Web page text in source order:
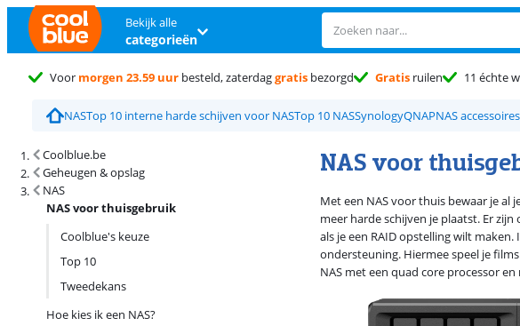
Bekijk alle
categorieën
Voor morgen 23.59 uur besteld, zaterdaggratis bezorgd Gratis ruilen 11 échte
NASTop 10 interne harde schijven voor NASTop 10 NASSynologyQNAPNAS accessoires
Coolblue.be
Geheugen & opslag
NAS
NAS voor thuisgebruik
Coolblue's keuze
Top 10
Tweedekans
Hoe kies ik een NAS?
NAS voor
Zoekresultaten en sortering
Met een NAS voor thuis bewaar je al
meer harde schijven je plaatst. Er
als je een RAID opstelling wilt
ondersteuning. Hiermee speel je
NAS met een quad core processor